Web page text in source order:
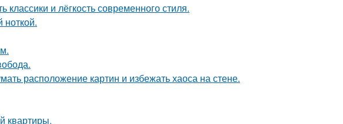
классики и лёгкость современного стиля.
расположение картин и избежать хаоса на стене.
квартиры.